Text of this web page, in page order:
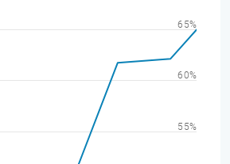
55%
60%
65%